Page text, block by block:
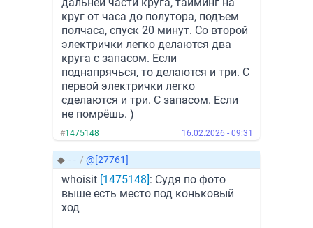
круг от часа до полутора, подъем
полчаса, спуск 20 минут. Со второй
электрички легко делаются два
круга с запасом. Если
поднапрячься, то делаются и три. С
первой электрички легко
сделаются и три. С запасом. Если
не помрёшь. )
#1475148 16.02.2026 - 09:31
◆ - - / @[27761]
whoisit [1475148]: Судя по фото
выше есть место под коньковый
ход